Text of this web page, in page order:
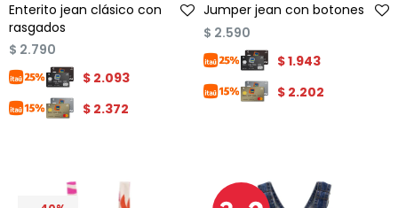
Enterito jean clásico con
rasgados
$ 2.790
$ 2.093
$ 2.372
Jumper jean con botones
$ 2.590
$1.943
$ 2.202